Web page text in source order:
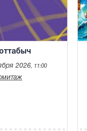
2026, 11:00